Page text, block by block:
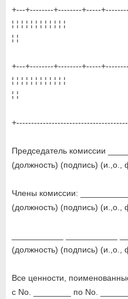
+---+--------+--------+-----
¦ ¦ ¦ ¦ ¦ ¦ ¦ ¦ ¦ ¦ ¦ ¦
¦ ¦
+---+--------+--------+-----
¦ ¦ ¦ ¦ ¦ ¦ ¦ ¦ ¦ ¦ ¦ ¦
¦ ¦
Председатель комиссии
(должность) (подпись) (и.,о.,
Члены комиссии:
(должность) (подпись) (и.,о.,
(должность) (подпись) (и.,о.,
Все ценности,
с No. ________ по No.